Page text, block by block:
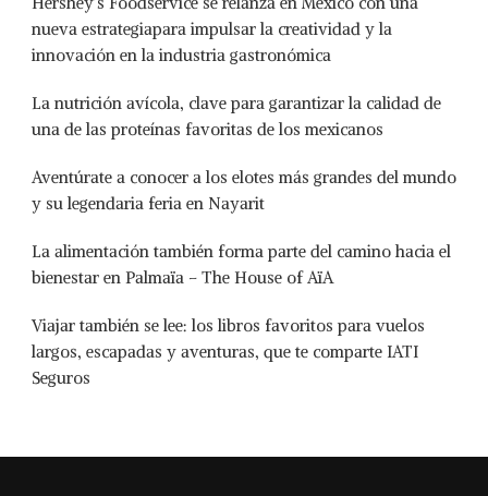
nueva estrategiapara impulsar la creatividad y la
innovación en la industria gastronómica
La nutrición avícola, clave para garantizar la calidad de
una de las proteínas favoritas de los mexicanos
Aventúrate a conocer a los elotes más grandes del mundo
y su legendaria feria en Nayarit
La alimentación también forma parte del camino hacia el
bienestar en Palmaïa – The House of AïA
Viajar también se lee: los libros favoritos para vuelos
largos, escapadas y aventuras, que te comparte IATI
Seguros